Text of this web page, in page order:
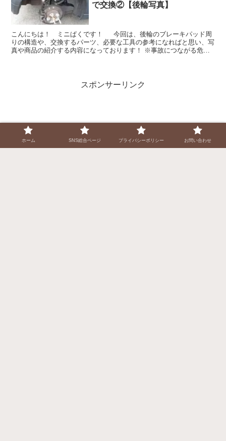
で交換②【後輪写真】
こんにちは！ ミニぱくです！ 今回は、後輪のブレーキパッド周
りの構造や、交換するパーツ、必要な工具の参考になればと思い、写
真や商品の紹介する内容になっております！ ※事故につながる危険
スポンサーリンク
ホーム SNS総合ページ プライバシーポリシー お問い合わせ